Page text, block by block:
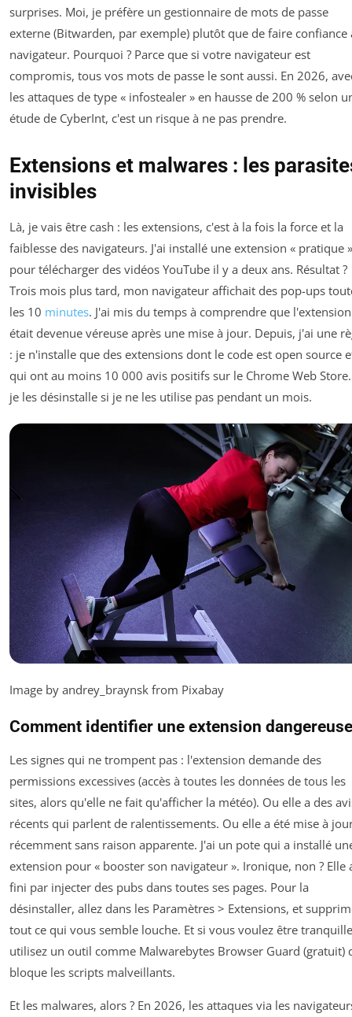
surprises. Moi, je préfère un gestionnaire de mots de passe
externe (Bitwarden, par exemple) plutôt que de faire confiance
navigateur. Pourquoi ? Parce que si votre navigateur est
compromis, tous vos mots de passe le sont aussi. En 2026,
les attaques de type « infostealer » en hausse de 200 % selon
étude de CyberInt, c'est un risque à ne pas prendre.
Extensions et malwares : les
invisibles
Là, je vais être cash : les extensions, c'est à la fois la force et la
faiblesse des navigateurs. J'ai installé une extension « pratique »
pour télécharger des vidéos YouTube il y a deux ans. Résultat ?
Trois mois plus tard, mon navigateur affichait des pop-ups
les 10 minutes. J'ai mis du temps à comprendre que l'extension
était devenue véreuse après une mise à jour. Depuis, j'ai une
: je n'installe que des extensions dont le code est open source
qui ont au moins 10 000 avis positifs sur le Chrome Web
je les désinstalle si je ne les utilise pas pendant un mois.
Image by andrey_braynsk from Pixabay
Comment identifier une extension dangereuse
Les signes qui ne trompent pas : l'extension demande des
permissions excessives (accès à toutes les données de tous les
sites, alors qu'elle ne fait qu'afficher la météo). Ou elle a des
récents qui parlent de ralentissements. Ou elle a été mise à
récemment sans raison apparente. J'ai un pote qui a installé
extension pour « booster son navigateur ». Ironique, non ? Elle
fini par injecter des pubs dans toutes ses pages. Pour la
désinstaller, allez dans les Paramètres > Extensions, et
tout ce qui vous semble louche. Et si vous voulez être
utilisez un outil comme Malwarebytes Browser Guard (gratuit)
bloque les scripts malveillants.
Et les malwares, alors ? En 2026, les attaques via les